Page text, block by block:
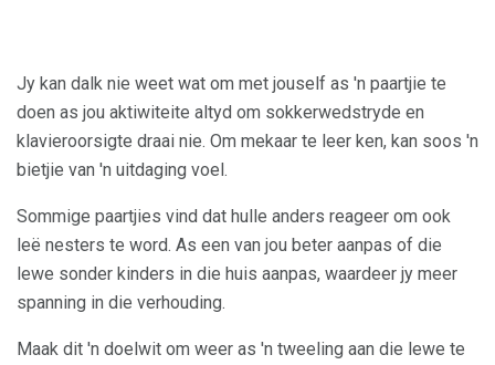
Jy kan dalk nie weet wat om met jouself as 'n paartjie te
doen as jou aktiwiteite altyd om sokkerwedstryde en
klavieroorsigte draai nie. Om mekaar te leer ken, kan soos 'n
bietjie van 'n uitdaging voel.
Sommige paartjies vind dat hulle anders reageer om ook
leë nesters te word. As een van jou beter aanpas of die
lewe sonder kinders in die huis aanpas, waardeer jy meer
spanning in die verhouding.
Maak dit 'n doelwit om weer as 'n tweeling aan die lewe te